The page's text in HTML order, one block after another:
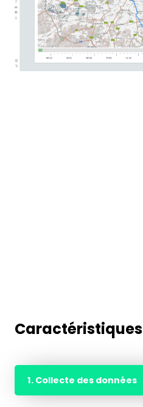
Caractéristiques
1. Collecte des données